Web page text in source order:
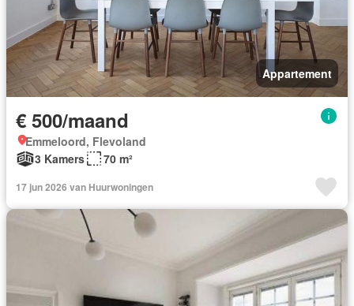
Appartement
€ 500/maand
Emmeloord, Flevoland
3 Kamers
70 m²
17 jun 2026 van Huurwoningen